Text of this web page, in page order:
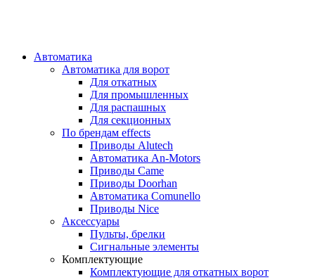
Автоматика
Автоматика для ворот
Для откатных
Для промышленных
Для распашных
Для секционных
По брендам effects
Приводы Alutech
Автоматика An-Motors
Приводы Came
Приводы Doorhan
Автоматика Comunello
Приводы Nice
Аксессуары
Пульты, брелки
Сигнальные элементы
Комплектующие
Комплектующие для откатных ворот